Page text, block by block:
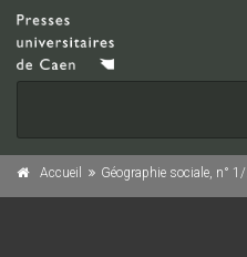
Accueil Géographie sociale, n° 1/1984